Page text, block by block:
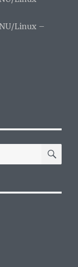
Linux –